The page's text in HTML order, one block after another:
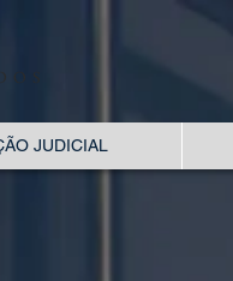
JUDICIAL